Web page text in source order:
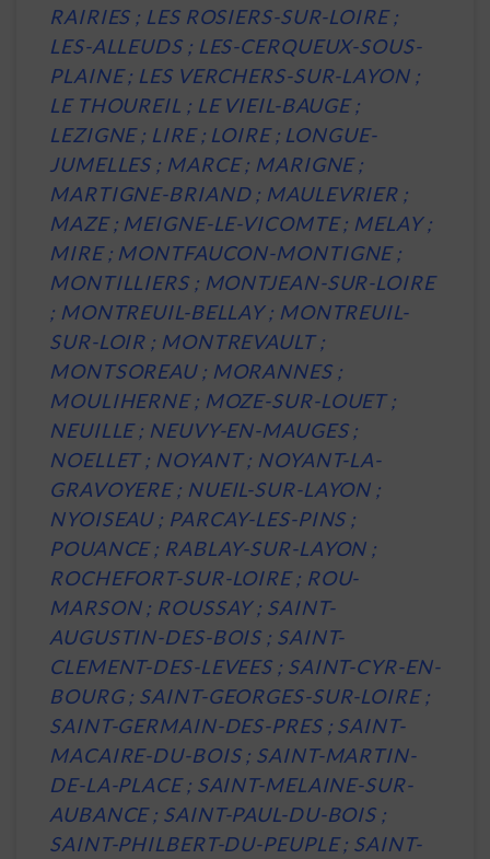
RAIRIES ; LES ROSIERS-SUR-LOIRE ;
LES-ALLEUDS ; LES-CERQUEUX-SOUS-
PLAINE ; LES VERCHERS-SUR-LAYON ;
LE THOUREIL ; LE VIEIL-BAUGE ;
LEZIGNE ; LIRE ; LOIRE ; LONGUE-
JUMELLES ; MARCE ; MARIGNE ;
MARTIGNE-BRIAND ; MAULEVRIER ;
MAZE ; MEIGNE-LE-VICOMTE ; MELAY ;
MIRE ; MONTFAUCON-MONTIGNE ;
MONTILLIERS ; MONTJEAN-SUR-LOIRE
; MONTREUIL-BELLAY ; MONTREUIL-
SUR-LOIR ; MONTREVAULT ;
MONTSOREAU ; MORANNES ;
MOULIHERNE ; MOZE-SUR-LOUET ;
NEUILLE ; NEUVY-EN-MAUGES ;
NOELLET ; NOYANT ; NOYANT-LA-
GRAVOYERE ; NUEIL-SUR-LAYON ;
NYOISEAU ; PARCAY-LES-PINS ;
POUANCE ; RABLAY-SUR-LAYON ;
ROCHEFORT-SUR-LOIRE ; ROU-
MARSON ; ROUSSAY ; SAINT-
AUGUSTIN-DES-BOIS ; SAINT-
CLEMENT-DES-LEVEES ; SAINT-CYR-EN-
BOURG ; SAINT-GEORGES-SUR-LOIRE ;
SAINT-GERMAIN-DES-PRES ; SAINT-
MACAIRE-DU-BOIS ; SAINT-MARTIN-
DE-LA-PLACE ; SAINT-MELAINE-SUR-
AUBANCE ; SAINT-PAUL-DU-BOIS ;
SAINT-PHILBERT-DU-PEUPLE ; SAINT-